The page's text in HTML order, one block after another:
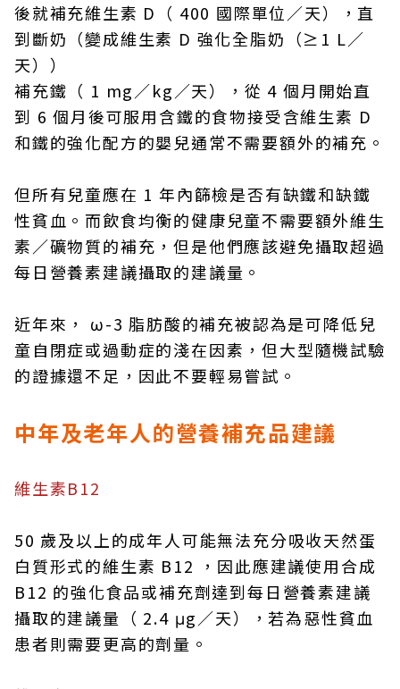
後就補充維生素 D（ 400 國際單位／天），直
到斷奶（變成維生素 D 強化全脂奶（≥1 L／
天））
補充鐵（ 1 mg／kg／天），從 4 個月開始直
到 6 個月後可服用含鐵的食物接受含維生素 D
和鐵的強化配方的嬰兒通常不需要額外的補充。
但所有兒童應在 1 年內篩檢是否有缺鐵和缺鐵
性貧血。而飲食均衡的健康兒童不需要額外維生
素／礦物質的補充，但是他們應該避免攝取超過
每日營養素建議攝取的建議量。
近年來， ω-3 脂肪酸的補充被認為是可降低兒
童自閉症或過動症的淺在因素，但大型隨機試驗
的證據還不足，因此不要輕易嘗試。
中年及老年人的營養補充品建議
維生素B12
50 歲及以上的成年人可能無法充分吸收天然蛋
白質形式的維生素 B12 ，因此應建議使用合成
B12 的強化食品或補充劑達到每日營養素建議
攝取的建議量（ 2.4 μg／天），若為惡性貧血
患者則需要更高的劑量。